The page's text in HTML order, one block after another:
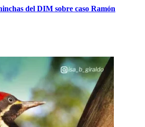
del DIM sobre caso Ramón